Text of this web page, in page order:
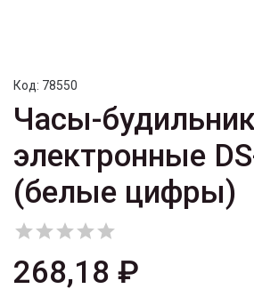
Код: 78550
Часы-
электронные
(белые цифры)

268,18 ₽